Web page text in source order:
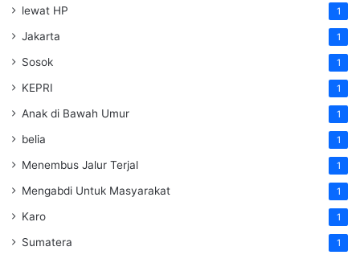
lewat HP 1
Jakarta 1
Sosok 1
KEPRI 1
Anak di Bawah Umur 1
belia 1
Menembus Jalur Terjal 1
Mengabdi Untuk Masyarakat 1
Karo 1
Sumatera 1